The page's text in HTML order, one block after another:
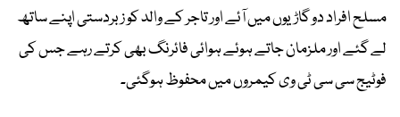
مسلح افراد دو گاڑیوں میں آئے اور تاجر کے والد کو زبردستی اپنے ساتھ
لے گئے اور ملزمان جاتے ہوئے ہوائی فائرنگ بھی کرتے رہے جس کی
فوٹیج سی سی ٹی وی کیمروں میں محفوظ ہوگئی۔